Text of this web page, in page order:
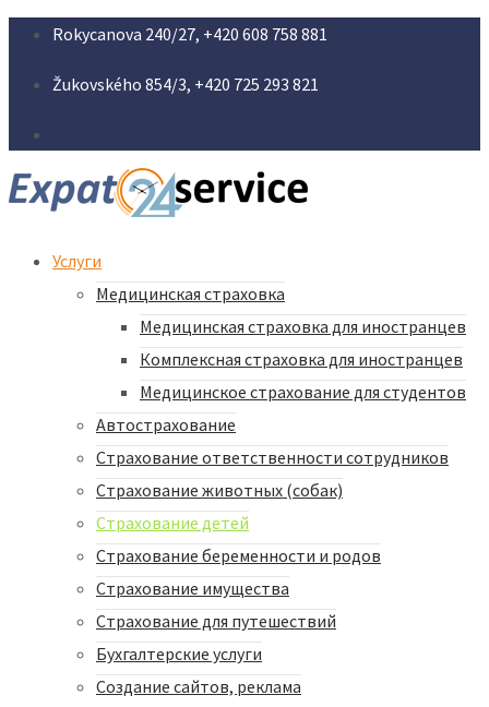
Rokycanova 240/27, +420 608 758 881
Žukovského 854/3, +420 725 293 821
Услуги
Медицинская страховка
Медицинская страховка для иностранцев
Комплексная страховка для иностранцев
Медицинское страхование для студентов
Автострахование
Страхование ответственности сотрудников
Страхование животных (собак)
Страхование детей​
Страхование беременности и родов
Страхование имущества
Страхование для путешествий
Бухгалтерские услуги
Создание сайтов, реклама